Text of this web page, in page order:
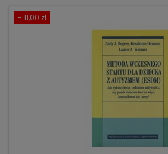
- 11,00 zł